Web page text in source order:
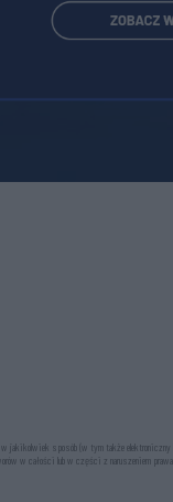
jakikolwiek sposób (w tym także
w całości lub w części z naruszeniem